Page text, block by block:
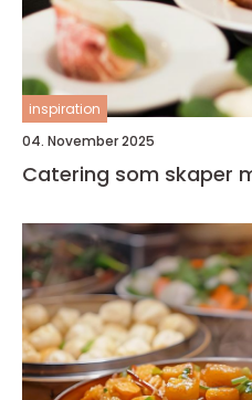
inspiration
04. November 2025
Catering som skaper